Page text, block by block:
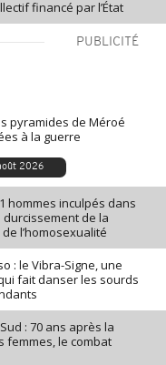
financé par l’État
PUBLICITÉ
pyramides de Méroé
à la guerre
2026
hommes inculpés dans
de la
l’homosexualité
: le Vibra-Signe, une
fait danser les sourds
: 70 ans après la
femmes, le combat